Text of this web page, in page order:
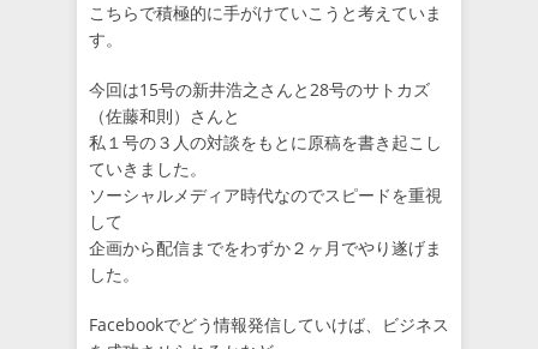
こちらで積極的に手がけていこうと考えていま
す。
今回は15号の新井浩之さんと28号のサトカズ
（佐藤和則）さんと
私１号の３人の対談をもとに原稿を書き起こし
ていきました。
ソーシャルメディア時代なのでスピードを重視
して
企画から配信までをわずか２ヶ月でやり遂げま
した。
Facebookでどう情報発信していけば、ビジネス